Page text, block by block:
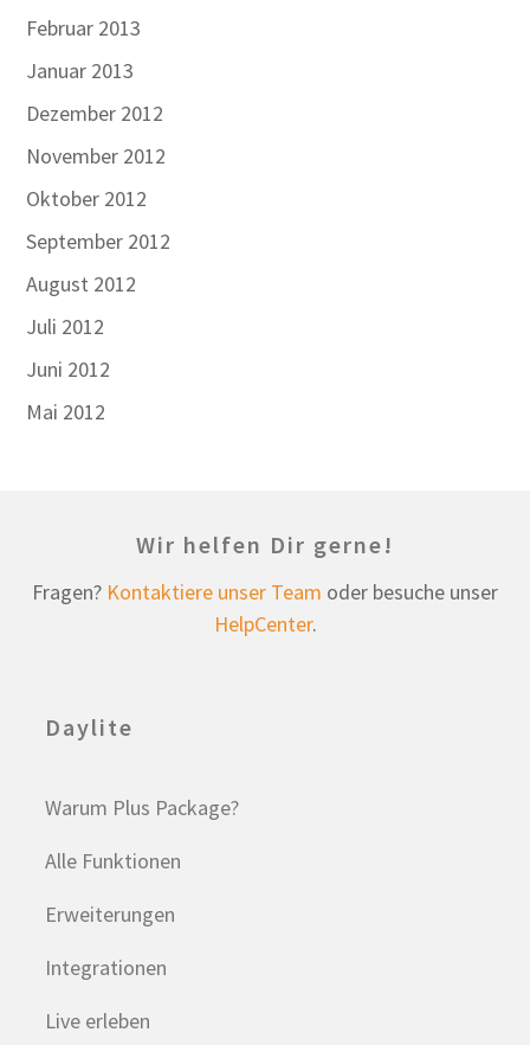
Februar 2013
Januar 2013
Dezember 2012
November 2012
Oktober 2012
September 2012
August 2012
Juli 2012
Juni 2012
Mai 2012
Wir helfen Dir gerne!
Fragen? Kontaktiere unser Team oder besuche unser
HelpCenter.
Daylite
Warum Plus Package?
Alle Funktionen
Erweiterungen
Integrationen
Live erleben